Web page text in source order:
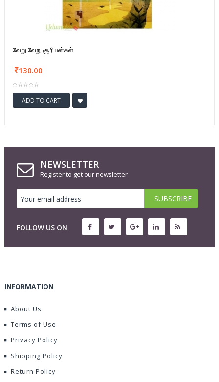
வேறு வேறு சூரியன்கள்
130.00
ADD TO CART
NEWSLETTER
Register to get our newsletter
FOLLOW US ON
INFORMATION
About Us
Terms of Use
Privacy Policy
Shipping Policy
Return Policy